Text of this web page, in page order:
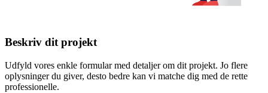
Beskriv dit projekt
Udfyld vores enkle formular med detaljer om dit projekt. Jo flere
oplysninger du giver, desto bedre kan vi matche dig med de rette
professionelle.